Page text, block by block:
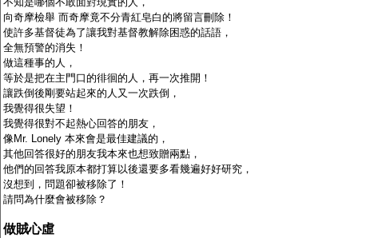
向奇摩檢舉 而奇摩竟不分青紅皂白的將留言刪除！
使許多基督徒為了讓我對基督教解除困惑的話語，
全無預警的消失！
做這種事的人，
等於是把在主門口的徘徊的人，再一次推開！
讓跌倒後剛要站起來的人又一次跌倒，
我覺得很失望！
我覺得很對不起熱心回答的朋友，
像Mr. Lonely 本來會是最佳建議的，
其他回答很好的朋友我本來也想致贈兩點，
他們的回答我原本都打算以後還要多看幾遍好好研究，
沒想到，問題卻被移除了！
請問為什麼會被移除？
做賊心虛